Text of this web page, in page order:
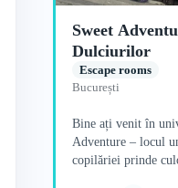
Sweet
Dulciurilor
Escape rooms
București
Bine ați venit în
Adventure – locul
copilăriei prinde